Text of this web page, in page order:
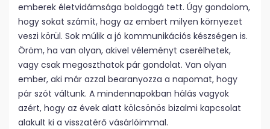
emberek életvidámsága boldoggá tett. Úgy gondolom,
hogy sokat számít, hogy az embert milyen környezet
veszi körül. Sok múlik a jó kommunikációs készségen is.
Öröm, ha van olyan, akivel véleményt cserélhetek,
vagy csak megoszthatok pár gondolat. Van olyan
ember, aki már azzal bearanyozza a napomat, hogy
pár szót váltunk. A mindennapokban hálás vagyok
azért, hogy az évek alatt kölcsönös bizalmi kapcsolat
alakult ki a visszatérő vásárlóimmal.